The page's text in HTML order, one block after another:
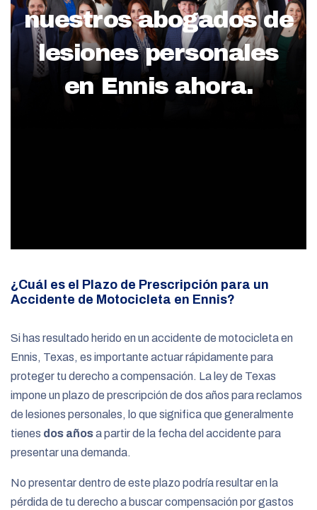
nuestros abogados de
lesiones personales
en Ennis ahora.
¿Cuál es el Plazo de Prescripción para un
Accidente de Motocicleta en Ennis?
Si has resultado herido en un accidente de motocicleta en
Ennis, Texas, es importante actuar rápidamente para
proteger tu derecho a compensación. La ley de Texas
impone un plazo de prescripción de dos años para reclamos
de lesiones personales, lo que significa que generalmente
tienes dos añosa partir de la fecha del accidente para
presentar una demanda.
No presentar dentro de este plazo podría resultar en la
pérdida de tu derecho a buscar compensación por gastos